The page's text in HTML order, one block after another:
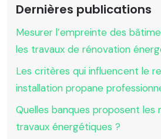
Dernières publications
Mesurer l’empreinte des
les travaux de rénovation
Les critères qui influencent le
installation propane
Quelles banques proposent les
travaux énergétiques ?